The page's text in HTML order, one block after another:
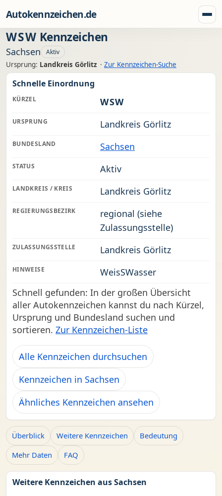
Autokennzeichen.de
WSW Kennzeichen
Sachsen Aktiv
Ursprung: Landkreis Görlitz · Zur Kennzeichen-Suche
Schnelle Einordnung
KÜRZEL WSW
URSPRUNG Landkreis Görlitz
BUNDESLAND Sachsen
STATUS Aktiv
LANDKREIS / KREIS Landkreis Görlitz
REGIERUNGSBEZIRK
regional (siehe
Zulassungsstelle)
ZULASSUNGSSTELLE Landkreis Görlitz
HINWEISE
WeisSWasser
Schnell gefunden: In der großen Übersicht
aller Autokennzeichen kannst du nach Kürzel,
Ursprung und Bundesland suchen und
sortieren. Zur Kennzeichen-Liste
Alle Kennzeichen durchsuchen
Kennzeichen in Sachsen
Ähnliches Kennzeichen ansehen
Überblick Weitere Kennzeichen
Bedeutung
Mehr Daten
FAQ
Weitere Kennzeichen aus Sachsen